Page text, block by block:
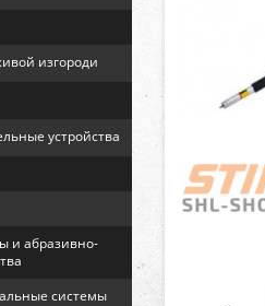
изгороди
устройства
и абразивно-
системы